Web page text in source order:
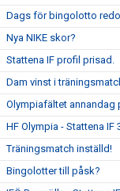
Dags för bingolotto
Nya NIKE skor?
Stattena IF profil prisad.
Dam vinst i
Olympiafältet annandag
HF Olympia - Stattena IF
Träningsmatch inställd!
Bingolotter till påsk?